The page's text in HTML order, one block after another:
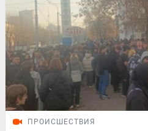
ПРОИСШЕСТВИЯ